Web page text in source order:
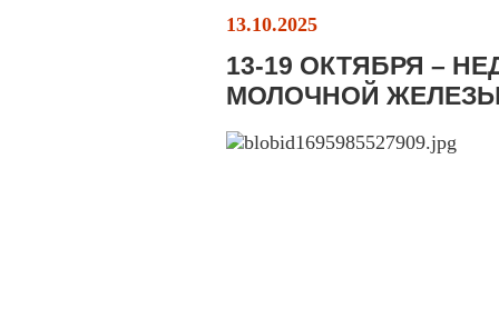
13.10.2025
13-19 ОКТЯБРЯ –
МОЛОЧНОЙ